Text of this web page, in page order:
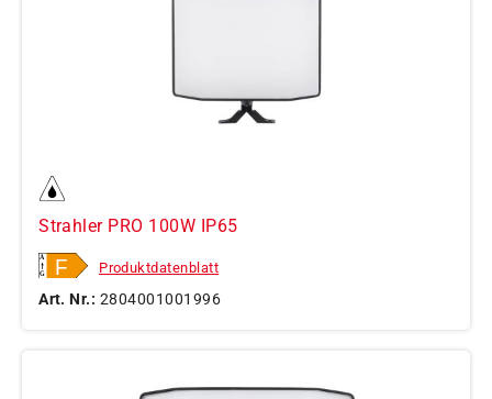
Strahler PRO 100W IP65
Produktdatenblatt
Art. Nr.: 2804001001996